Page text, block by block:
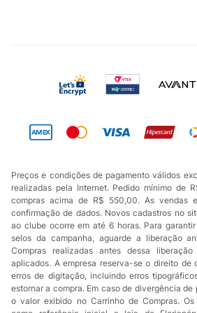
Preços e condições de pagamento válidos
realizadas pela Internet. Pedido mínimo de
compras acima de R$ 550,00. As vendas
confirmação de dados. Novos cadastros no
ao clube ocorre em até 6 horas. Para
selos da campanha, aguarde a liberação
Compras realizadas antes dessa
aplicados. A empresa reserva-se o direito de
erros de digitação, incluindo erros
estornar a compra. Em caso de divergência
o valor exibido no Carrinho de Compras.